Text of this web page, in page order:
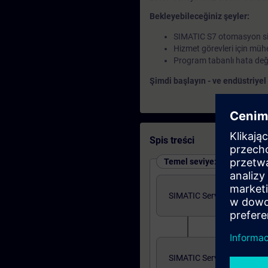
Bekleyebileceğiniz şeyler:
SIMATIC S7 otomasyon
Hizmet görevleri için
Program tabanlı hata
Şimdi başlayın - ve
Spis treści
Temel seviye: dersler ve
SIMATIC Service 1 in TIA
SIMATIC Service 1 in TIA